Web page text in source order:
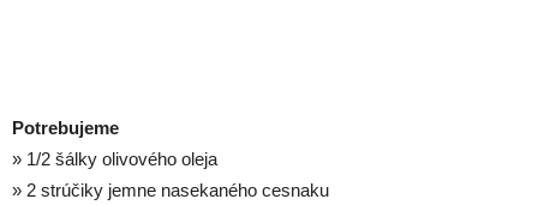
Potrebujeme
» 1/2 šálky olivového oleja
» 2 strúčiky jemne nasekaného cesnaku